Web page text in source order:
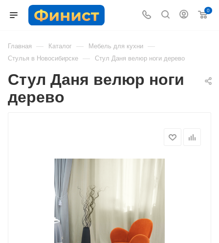
0
Главная — Каталог — Мебель для кухни —
Стулья в Новосибирске — Стул Даня велюр ноги дерево
Стул Даня велюр ноги
дерево